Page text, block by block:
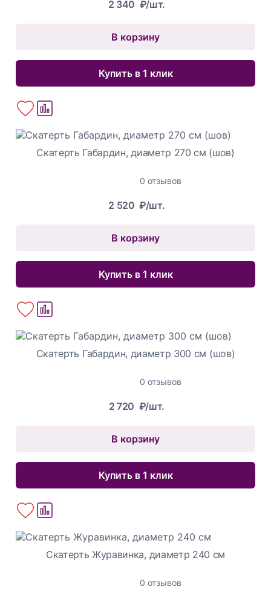
2 340 ₽/шт.
В корзину
Купить в 1 клик
Скатерть Габардин, диаметр 270 см (шов)
0 отзывов
2 520 ₽/шт.
В корзину
Купить в 1 клик
Скатерть Габардин, диаметр 300 см (шов)
0 отзывов
2 720 ₽/шт.
В корзину
Купить в 1 клик
Скатерть Журавинка, диаметр 240 см
0 отзывов